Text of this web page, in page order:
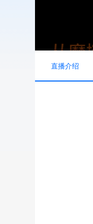
直播介绍